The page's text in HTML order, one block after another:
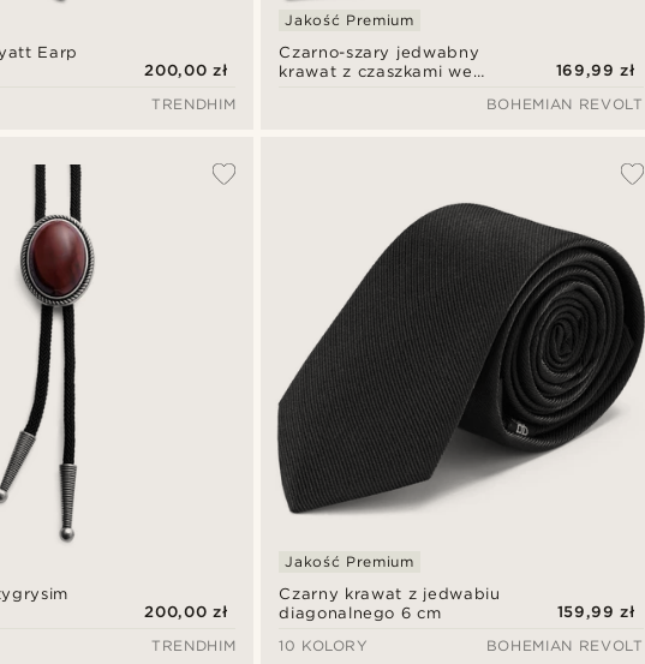
Earp
200,00 zł
TRENDHIM
Czarno-szary jedwabny
krawat z czaszkami we
Jakość Premium
169,99 zł
BOHEMIAN REVOLT
200,00 zł
TRENDHIM
Czarny krawat z jedwabiu
diagonalnego 6 cm
Jakość Premium
159,99 zł
10 KOLORY
BOHEMIAN REVOLT